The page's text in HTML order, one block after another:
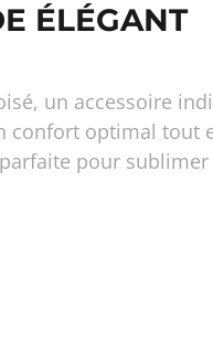
ÉLÉGANT
un accessoire
confort optimal tout
pour